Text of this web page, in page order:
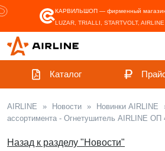
КАРВИЛЬШОП — фирменный
LUZAR, TRIALLI, STARTVOLT,
Каталог
AIRLINE » Новости » Новинки AIRLINE
ассортимента - Огнетушитель AIRLINE ОП
Назад к разделу "Новости"